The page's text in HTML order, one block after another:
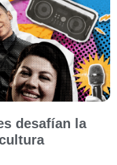
desafían la